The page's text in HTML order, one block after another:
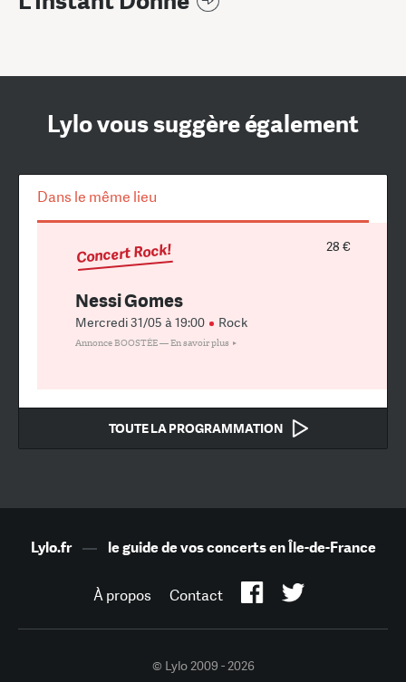
Lylo vous suggère également
Dans le même lieu
28 €
Concert Rock!
Nessi Gomes
Mercredi 31/05 à 19:00 Rock
Annonce BOOSTÉE —En savoir plus
TOUTE LA PROGRAMMATION
Lylo.fr— le guide de vos concerts en Île-de-France
À propos Contact
© Lylo 2009 - 2026